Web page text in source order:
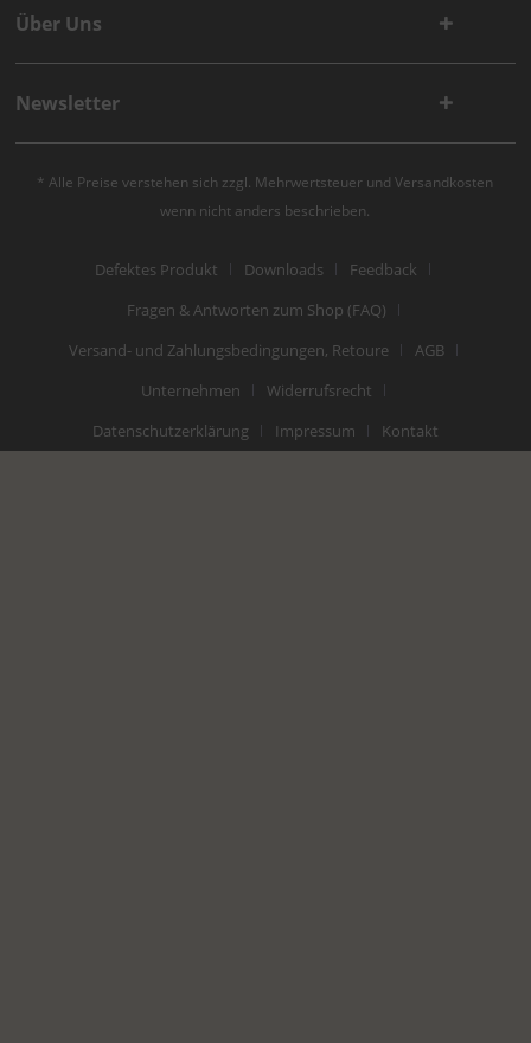
Über Uns
Newsletter
* Alle Preise verstehen sich zzgl. Mehrwertsteuer undVersandkosten
wenn nicht anders beschrieben.
Defektes Produkt Downloads
Feedback
Fragen & Antworten zum Shop (FAQ)
Versand- und Zahlungsbedingungen, Retoure
AGB
Unternehmen
Widerrufsrecht
Datenschutzerklärung
Impressum Kontakt